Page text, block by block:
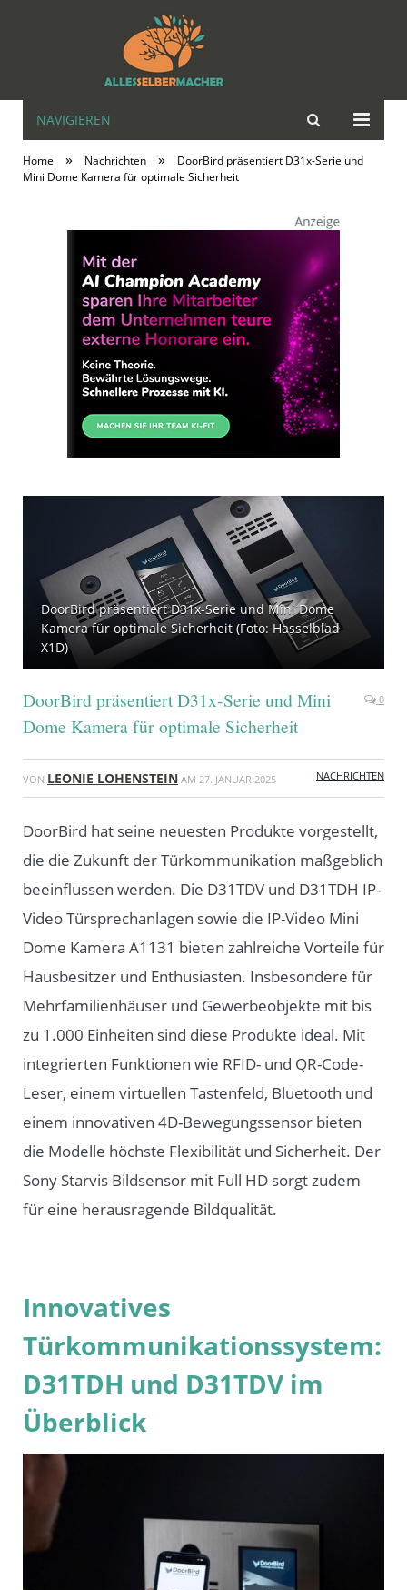
alles | selbst |
MACHER
NAVIGIEREN
Home » Nachrichten »
DoorBird präsentiert D31x-Serie und
Mini Dome Kamera für optimale Sicherheit
DoorBird präsentiert D31x-Serie und Mini Dome
Kamera für optimale Sicherheit (Foto: Hasselblad
X1D)
DoorBird präsentiert D31x-Serie und Mini
Dome Kamera für optimale Sicherheit
0
VON LEONIE LOHENSTEIN AM 27. JANUAR 2025 NACHRICHTEN
DoorBird hat seine neuesten Produkte vorgestellt,
die die Zukunft der Türkommunikation maßgeblich
beeinflussen werden. Die D31TDV und D31TDH IP-
Video Türsprechanlagen sowie die IP-Video Mini
Dome Kamera A1131 bieten zahlreiche Vorteile für
Hausbesitzer und Enthusiasten. Insbesondere für
Mehrfamilienhäuser und Gewerbeobjekte mit bis
zu 1.000 Einheiten sind diese Produkte ideal. Mit
integrierten Funktionen wie RFID- und QR-Code-
Leser, einem virtuellen Tastenfeld, Bluetooth und
einem innovativen 4D-Bewegungssensor bieten
die Modelle höchste Flexibilität und Sicherheit. Der
Sony Starvis Bildsensor mit Full HD sorgt zudem
für eine herausragende Bildqualität.
Innovatives
Türkommunikationssystem:
D31TDH und D31TDV im
Überblick